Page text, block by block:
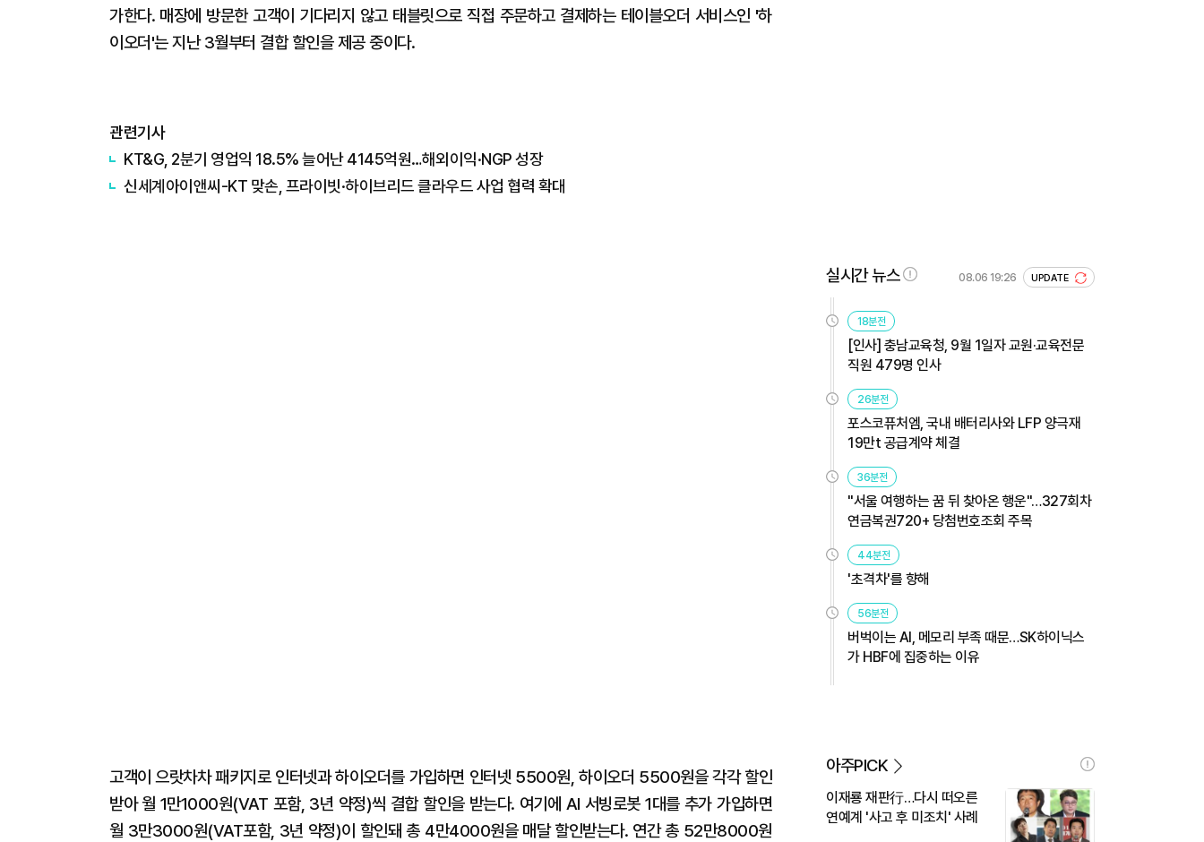
가한다. 매장에 방문한 고객이 기다리지 않고 태블릿으로 직접 주문하고 결제하는 테이블오더 서비스인 '하
이오더'는 지난 3월부터 결합 할인을 제공 중이다.
관련기사
KT&G, 2분기 영업익 18.5% 늘어난 4145억원…해외이익·NGP 성장
신세계아이앤씨-KT 맞손, 프라이빗·하이브리드 클라우드 사업 협력 확대
고객이 으랏차차 패키지로 인터넷과 하이오더를 가입하면 인터넷 5500원, 하이오더 5500원을 각각 할인
받아 월 1만1000원(VAT 포함, 3년 약정)씩 결합 할인을 받는다. 여기에 AI 서빙로봇 1대를 추가 가입하면
월 3만3000원(VAT포함, 3년 약정)이 할인돼 총 4만4000원을 매달 할인받는다. 연간 총 52만8000원
실시간 뉴스 08.06 19:26 UPDATE
18분전
[인사] 충남교육청, 9월 1일자 교원·교육전문
직원 479명 인사
26분전
포스코퓨처엠, 국내 배터리사와 LFP 양극재
19만t 공급계약 체결
36분전
"서울 여행하는 꿈 뒤 찾아온 행운"…327회차
연금복권720+ 당첨번호조회 주목
44분전
'초격차'를 향해
56분전
버벅이는 AI, 메모리 부족 때문…SK하이닉스
가 HBF에 집중하는 이유
아주PICK
이재룡 재판行…다시 떠오른
연예계 '사고 후 미조치' 사례